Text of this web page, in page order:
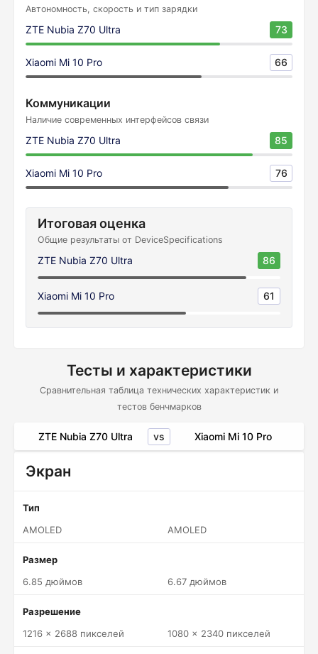
Автономность, скорость и тип зарядки
ZTE Nubia Z70 Ultra 73
Xiaomi Mi 10 Pro 66
Коммуникации
Наличие современных интерфейсов связи
ZTE Nubia Z70 Ultra 85
Xiaomi Mi 10 Pro 76
Итоговая оценка
Общие результаты от DeviceSpecifications
ZTE Nubia Z70 Ultra 86
Xiaomi Mi 10 Pro 61
Тесты и характеристики
Сравнительная таблица технических характеристик и
тестов бенчмарков
ZTE Nubia Z70 Ultra vs Xiaomi Mi 10 Pro
Экран
Тип
AMOLED
AMOLED
Размер
6.85 дюймов
6.67 дюймов
Разрешение
1216 x 2688 пикселей
1080 x 2340 пикселей